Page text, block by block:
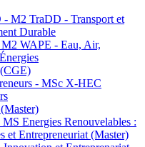
M2 TraDD - Transport et
Durable
WAPE - Eau, Air,
- MSc X-HEC
Energies Renouvelables :
et Entrepreneuriat (Master)